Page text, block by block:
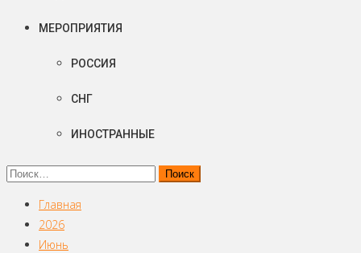
МЕРОПРИЯТИЯ
РОССИЯ
СНГ
ИНОСТРАННЫЕ
Найти:
Главная
2026
Июнь